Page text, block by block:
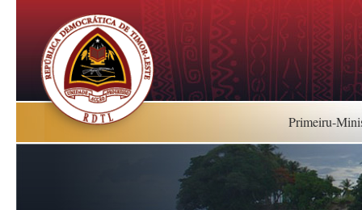
Primeiru-